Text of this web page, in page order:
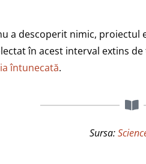
a descoperit nimic,
în acest interval extins
întunecată.
Sursa: